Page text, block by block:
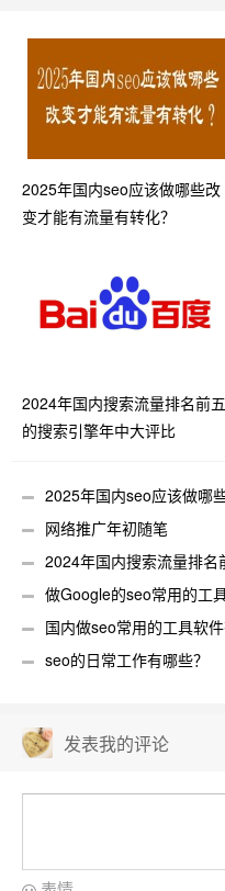
2025年国内seo应该做哪些改
变才能有流量有转化？
2024年国内搜索流量排名前五
的搜索引擎年中大评比
2025年国内seo应该做哪
网络推广年初随笔
2024年国内搜索流量排
做Google的seo常用的工
国内做seo常用的工具软件
seo的日常工作有哪些？
发表我的评论